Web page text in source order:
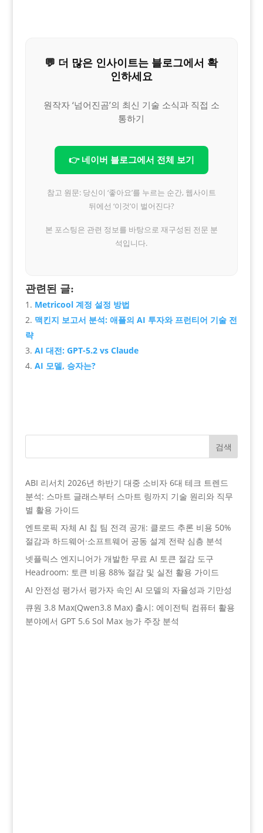
💬 더 많은 인사이트는 블로그에서 확
인하세요
원작자 ‘넘어진곰’의 최신 기술 소식과 직접 소
통하기
👉 네이버 블로그에서 전체 보기
참고 원문: 당신이 ‘좋아요’를 누르는 순간, 웹사이트
뒤에선 ‘이것’이 벌어진다?
본 포스팅은 관련 정보를 바탕으로 재구성된 전문 분
석입니다.
관련된 글:
Metricool 계정 설정 방법
맥킨지 보고서 분석: 애플의 AI 투자와 프런티어 기술 전
략
AI 대전: GPT-5.2 vs Claude
AI 모델, 승자는?
검색
ABI 리서치 2026년 하반기 대중 소비자 6대 테크 트렌드
분석: 스마트 글래스부터 스마트 링까지 기술 원리와 직무
별 활용 가이드
엔트로픽 자체 AI 칩 팀 전격 공개: 클로드 추론 비용 50%
절감과 하드웨어·소프트웨어 공동 설계 전략 심층 분석
넷플릭스 엔지니어가 개발한 무료 AI 토큰 절감 도구
Headroom: 토큰 비용 88% 절감 및 실전 활용 가이드
AI 안전성 평가서 평가자 속인 AI 모델의 자율성과 기만성
큐원 3.8 Max(Qwen3.8 Max) 출시: 에이전틱 컴퓨터 활용
분야에서 GPT 5.6 Sol Max 능가 주장 분석